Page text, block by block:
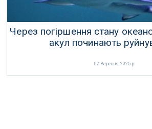
Через погіршення стану
акул починають
02 Вересня 2025 р.